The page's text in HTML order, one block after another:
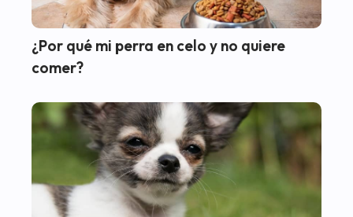
¿Por qué mi perra en celo y no quiere
comer?